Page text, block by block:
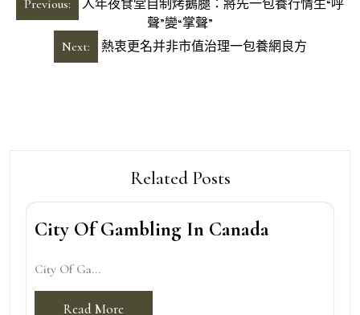
章
Previous:
人年夜食堂自制烤鵝腿：將先一包養行情生“呼
聲”變“掌聲”
Next:
熱衷更名并非市值治理一包養網良方
Related Posts
City Of Gambling In Canada
City Of Ga...
Read More